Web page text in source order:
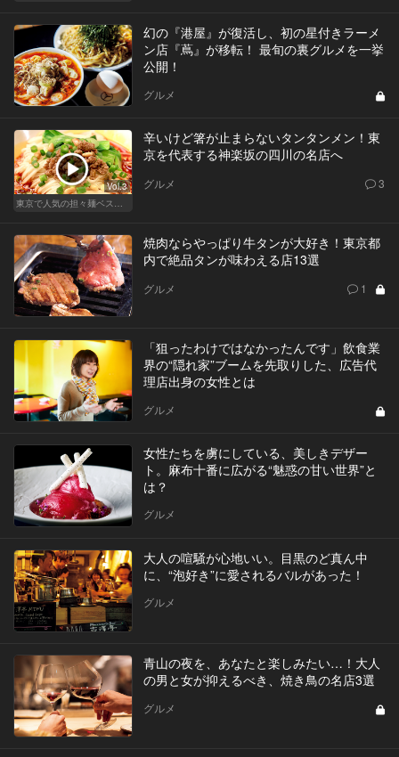
幻の『港屋』が復活し、初の星付きラーメ
ン店『蔦』が移転！ 最旬の裏グルメを一挙
公開！
グルメ
Vol.3
辛いけど箸が止まらないタンタンメン！東
京を代表する神楽坂の四川の名店へ
グルメ 3
焼肉ならやっぱり牛タンが大好き！東京都
内で絶品タンが味わえる店13選
グルメ 1
「狙ったわけではなかったんです」飲食業
界の“隠れ家”ブームを先取りした、広告代
理店出身の女性とは
グルメ
女性たちを虜にしている、美しきデザー
ト。麻布十番に広がる“魅惑の甘い世界”と
は？
グルメ
大人の喧騒が心地いい。目黒のど真ん中
に、“泡好き”に愛されるバルがあった！
グルメ
青山の夜を、あなたと楽しみたい…！大人
の男と女が抑えるべき、焼き鳥の名店3選
グルメ